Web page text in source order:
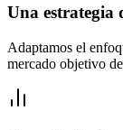
Una estrategia
Adaptamos el
mercado objetivo